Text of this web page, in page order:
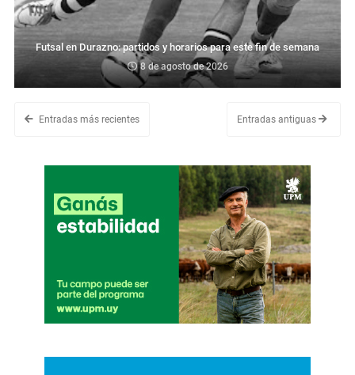
Futsal en Durazno: partidos y horarios para este fin de semana
8 de agosto de 2026
Entradas más recientes Entradas antiguas